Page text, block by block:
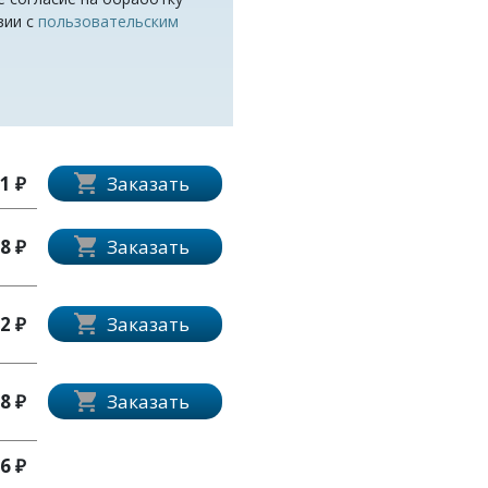
с пользовательским
₽
Заказать
₽ Заказать
₽ Заказать
₽ Заказать
₽